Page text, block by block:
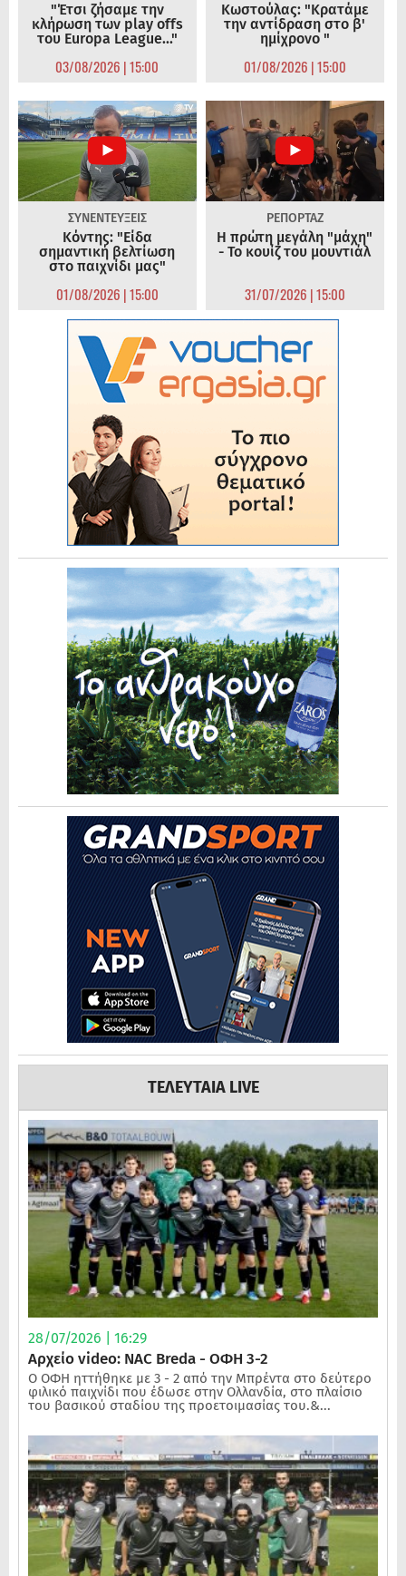
"Έτσι ζήσαμε την
κλήρωση των play offs
του Europa League..."
03/08/2026 | 15:00
Κωστούλας: "Κρατάμε
την αντίδραση στο β'
ημίχρονο "
01/08/2026 | 15:00
ΣΥΝΕΝΤΕΥΞΕΙΣ
Κόντης: "Είδα
σημαντική βελτίωση
στο παιχνίδι μας"
01/08/2026 | 15:00
ΡΕΠΟΡΤΑΖ
Η πρώτη μεγάλη "μάχη"
- Το κουίζ του μουντιάλ
31/07/2026 | 15:00
ΤΕΛΕΥΤΑΙΑ LIVE
28/07/2026 | 16:29
Αρχείο video: NAC Breda - ΟΦΗ 3-2
Ο ΟΦΗ ηττήθηκε με 3 - 2 από την Μπρέντα στο δεύτερο
φιλικό παιχνίδι που έδωσε στην Ολλανδία, στο πλαίσιο
του βασικού σταδίου της προετοιμασίας του.&...